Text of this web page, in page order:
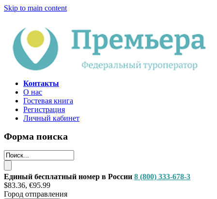
Skip to main content
Контакты
О нас
Гостевая книга
Регистрация
Личный кабинет
Форма поиска
Единый бесплатный номер в России 8 (800) 333-678-3
$83.36, €95.99
Город отправления